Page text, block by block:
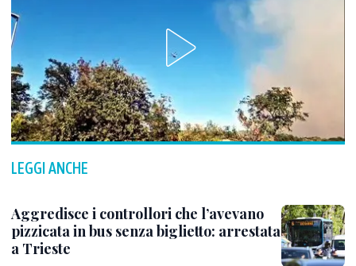
LEGGI ANCHE
Aggredisce i controllori che l’avevano
pizzicata in bus senza biglietto: arrestata
a Trieste